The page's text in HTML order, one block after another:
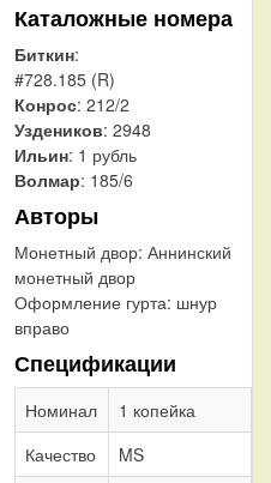
Каталожные номера
Биткин:
#728.185 (R)
Конрос: 212/2
Уздеников: 2948
Ильин: 1 рубль
Волмар: 185/6
Авторы
Монетный двор: Аннинский
монетный двор
Оформление гурта: шнур
вправо
Спецификации
Номинал
1 копейка
Качество
MS